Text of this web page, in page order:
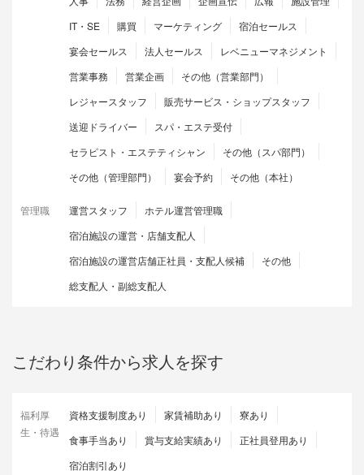
IT・SE
購買 マーケティング
宿泊セールス
宴会セールス
法人セールス
レベニューマネジメント
営業事務
営業企画
その他（営業部門）
レジャースタッフ
販売サービス・ショップスタッフ
送迎ドライバー
スパ・エステ受付
セラピスト・エステティシャン
その他（スパ部門）
その他（管理部門）
宴会予約 その他（本社）
管理職 運営スタッフ
ホテル運営管理職
宿泊施設の運営・店舗支配人
宿泊施設の運営店舗正社員・支配人候補
その他
総支配人・副総支配人
こだわり条件から求人を探す
福利厚
生・待遇
資格支援制度あり 家賃補助あり
寮あり
食事手当あり
賞与支給実績あり
正社員登用あり
宿泊割引あり